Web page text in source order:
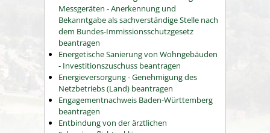
Messgeräten - Anerkennung und
Bekanntgabe als sachverständige Stelle nach
dem Bundes-Immissionsschutzgesetz
beantragen
Energetische Sanierung von Wohngebäuden
- Investitionszuschuss beantragen
Energieversorgung - Genehmigung des
Netzbetriebs (Land) beantragen
Engagementnachweis Baden-Württemberg
beantragen
Entbindung von der ärztlichen